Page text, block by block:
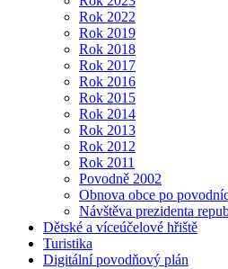
Rok 2022
Rok 2019
Rok 2018
Rok 2017
Rok 2016
Rok 2015
Rok 2014
Rok 2013
Rok 2012
Rok 2011
Povodně 2002
Obnova obce po
Návštěva prezidenta
Dětské a víceúčelové hřiště
Turistika
Digitální povodňový plán